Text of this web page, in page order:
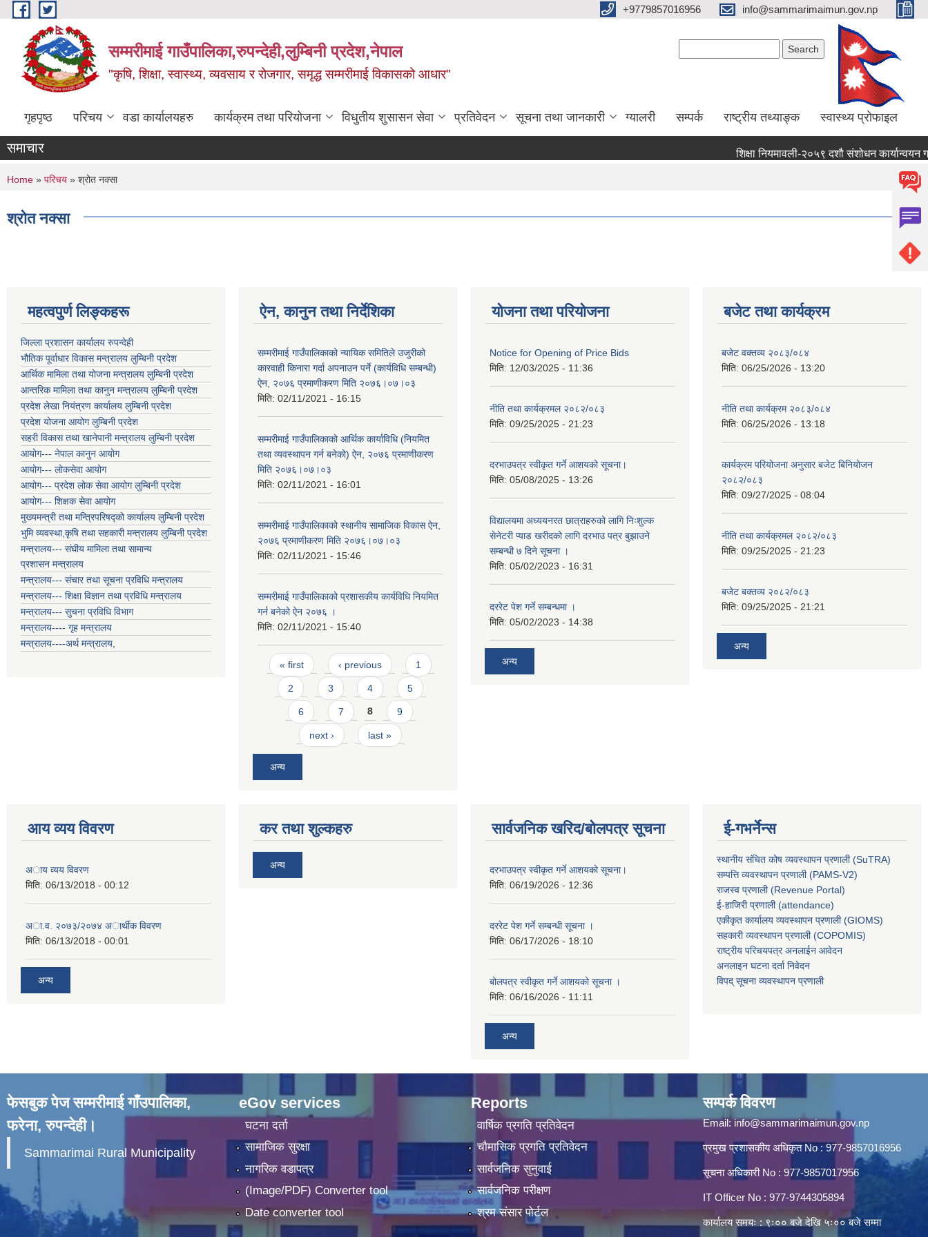
Skip to main content +9779857016956 info@sammarimaimun.gov.np
सम्मरीमाई गाउँपालिका,रुपन्देही,लुम्बिनी प्रदेश,नेपाल
"कृषि, शिक्षा, स्वास्थ्य, व्यवसाय र रोजगार, समृद्ध सम्मरीमाई विकासको आधार"
गृहपृष्ठ परिचय वडा कार्यालयहरु कार्यक्रम तथा परियोजना विधुतीय शुसासन सेवा प्रतिवेदन सूचना तथा जानकारी ग्यालरी सम्पर्क राष्ट्रीय तथ्याङ्क स्वास्थ्य प्रोफाइल
समाचार शिक्षा नियमावली-२०५९ दशौ संशोधन कार्यान्वयन गर्ने
You are here
Home » परिचय » श्रोत नक्सा
श्रोत नक्सा
महत्वपुर्ण लिङ्कहरू
जिल्ला प्रशासन कार्यालय रुपन्देही
भौतिक पूर्वाधार विकास मन्त्रालय लुम्बिनी प्रदेश
आर्थिक मामिला तथा योजना मन्त्रालय लुम्बिनी प्रदेश
आन्तरिक मामिला तथा कानुन मन्त्रालय लुम्बिनी प्रदेश
प्रदेश लेखा नियंत्रण कार्यालय लुम्बिनी प्रदेश
प्रदेश योजना आयोग लुम्बिनी प्रदेश
सहरी विकास तथा खानेपानी मन्त्रालय लुम्बिनी प्रदेश
आयोग--- नेपाल कानुन आयोग
आयोग--- लोकसेवा आयोग
आयोग--- प्रदेश लोक सेवा आयोग लुम्बिनी प्रदेश
आयोग--- शिक्षक सेवा आयोग
मुख्यमन्त्री तथा मन्त्रिपरिषद्को कार्यालय लुम्बिनी प्रदेश
भुमि व्यवस्था,कृषि तथा सहकारी मन्त्रालय लुम्बिनी प्रदेश
मन्त्रालय--- संघीय मामिला तथा सामान्य
प्रशासन मन्त्रालय
मन्त्रालय--- संचार तथा सूचना प्रविधि मन्त्रालय
मन्त्रालय--- शिक्षा विज्ञान तथा प्रविधि मन्त्रालय
मन्त्रालय--- सुचना प्रविधि विभाग
मन्त्रालय---- गृह मन्त्रालय
मन्त्रालय----अर्थ मन्त्रालय,
ऐन, कानुन तथा निर्देशिका
सम्मरीमाई गाउँपालिकाको न्यायिक समितिले उजुरीको
कारवाही किनारा गर्दा अपनाउन पर्ने (कार्यविधि सम्बन्धी)
ऐन, २०७६ प्रमाणीकरण मिति २०७६।०७।०३
मिति: 02/11/2021 - 16:15
सम्मरीमाई गाउँपालिकाको आर्थिक कार्याविधि (नियमित
तथा व्यवस्थापन गर्न बनेको) ऐन, २०७६ प्रमाणीकरण
मिति २०७६।०७।०३
मिति: 02/11/2021 - 16:01
सम्मरीमाई गाउँपालिकाको स्थानीय सामाजिक विकास ऐन,
२०७६ प्रमाणीकरण मिति २०७६।०७।०३
मिति: 02/11/2021 - 15:46
सम्मरीमाई गाउँपालिकाको प्रशासकीय कार्यविधि नियमित
गर्न बनेको ऐन २०७६ ।
मिति: 02/11/2021 - 15:40
Pages
« first ‹ previous 1
2 3 4 5
6 7 8 9
next › last »
अन्य
योजना तथा परियोजना
Notice for Opening of Price Bids
मिति: 12/03/2025 - 11:36
नीति तथा कार्यक्रमल २०८२/०८३
मिति: 09/25/2025 - 21:23
दरभाउपत्र स्वीकृत गर्ने आशयको सूचना।
मिति: 05/08/2025 - 13:26
विद्यालयमा अध्ययनरत छात्राहरुको लागि निःशुल्क
सेनेटरी प्याड खरीदको लागि दरभाउ पत्र बुझाउने
सम्बन्धी ७ दिने सूचना ।
मिति: 05/02/2023 - 16:31
दररेट पेश गर्ने सम्बन्धमा ।
मिति: 05/02/2023 - 14:38
अन्य
बजेट तथा कार्यक्रम
बजेट वक्तव्य २०८३/०८४
मिति: 06/25/2026 - 13:20
नीति तथा कार्यक्रम २०८३/०८४
मिति: 06/25/2026 - 13:18
कार्यक्रम परियोजना अनुसार बजेट बिनियोजन
२०८२/०८३
मिति: 09/27/2025 - 08:04
नीति तथा कार्यक्रमल २०८२/०८३
मिति: 09/25/2025 - 21:23
बजेट बक्तव्य २०८२/०८३
मिति: 09/25/2025 - 21:21
अन्य
आय व्यय विवरण
अाय व्यय विवरण
मिति: 06/13/2018 - 00:12
अा.व. २०७३/२०७४ अार्थीक विवरण
मिति: 06/13/2018 - 00:01
अन्य
कर तथा शुल्कहरु
अन्य
सार्वजनिक खरिद/बोलपत्र सूचना
दरभाउपत्र स्वीकृत गर्ने आशयको सूचना।
मिति: 06/19/2026 - 12:36
दररेट पेश गर्ने सम्बन्धी सूचना ।
मिति: 06/17/2026 - 18:10
बोलपत्र स्वीकृत गर्ने आशयको सूचना ।
मिति: 06/16/2026 - 11:11
अन्य
ई-गभर्नेन्स
स्थानीय संचित कोष व्यवस्थापन प्रणाली (SuTRA)
सम्पत्ति व्यवस्थापन प्रणाली (PAMS-V2)
राजस्व प्रणाली (Revenue Portal)
ई-हाजिरी प्रणाली (attendance)
एकीकृत कार्यालय व्यवस्थापन प्रणाली (GIOMS)
सहकारी व्यवस्थापन प्रणाली (COPOMIS)
राष्ट्रीय परिचयपत्र अनलाईन आवेदन
अनलाइन घटना दर्ता निवेदन
विपद् सूचना व्यवस्थापन प्रणाली
फेसबुक पेज सम्मरीमाई गाँउपालिका,
फरेना, रुपन्देही।
Sammarimai Rural Municipality
eGov services
घटना दर्ता
सामाजिक सुरक्षा
नागरिक वडापत्र
(Image/PDF) Converter tool
Date converter tool
Reports
वार्षिक प्रगति प्रतिवेदन
चौमासिक प्रगति प्रतिवेदन
सार्वजनिक सुनुवाई
सार्वजनिक परीक्षण
श्रम संसार पोर्टल
सम्पर्क विवरण
Email:info@sammarimaimun.gov.np
प्रमुख प्रशासकीय अधिकृत No : 977-9857016956
सूचना अधिकारी No : 977-9857017956
IT Officer No : 977-9744305894
कार्यालय समयः : ९ः०० बजे देखि ५ः०० बजे सम्मा